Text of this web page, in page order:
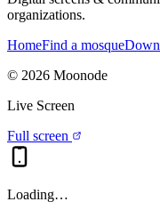
organizations.
HomeFind a mosque
© 2026 Moonode
Live Screen
Full screen
Loading…